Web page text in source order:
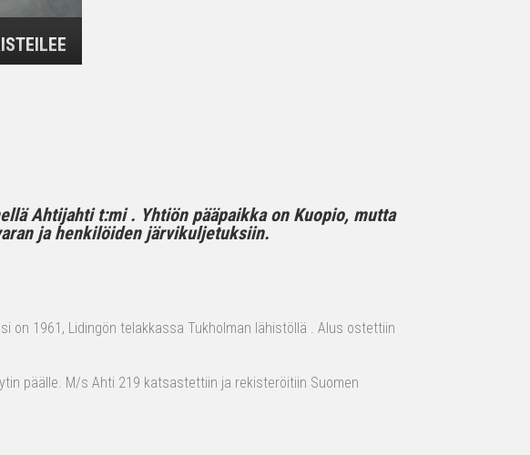
Ahtijahti t:mi . Yhtiön pääpaikka on Kuopio, mutta
ja henkilöiden järvikuljetuksiin.
on 1961, Lidingön telakkassa Tukholman lähistöllä . Alus ostettiin
päälle. M/s Ahti 219 katsastettiin ja rekisteröitiin Suomen